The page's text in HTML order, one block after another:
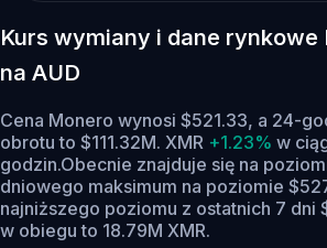
Kurs wymiany i dane rynkowe
na AUD
Cena Monero wynosi $521.33, a 24-
obrotu to $111.32M. XMR +1.23% w
godzin.Obecnie znajduje się na
dniowego maksimum na poziomie
najniższego poziomu z ostatnich 7 dni
w obiegu to 18.79M XMR.